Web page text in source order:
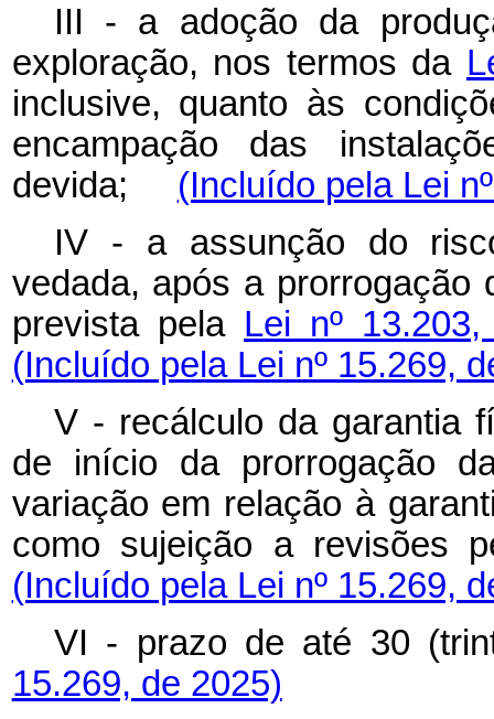
III - a adoção da
exploração, nos termos da
inclusive, quanto às
encampação das
devida; (Incluído pela Lei
IV - a assunção do
vedada, após a
prevista pela Lei nº
(Incluído pela Lei nº 15.269,
V - recálculo da garantia
de início da prorrogação
variação em relação à
como sujeição a
(Incluído pela Lei nº 15.269,
VI - prazo de até 30
15.269, de 2025)